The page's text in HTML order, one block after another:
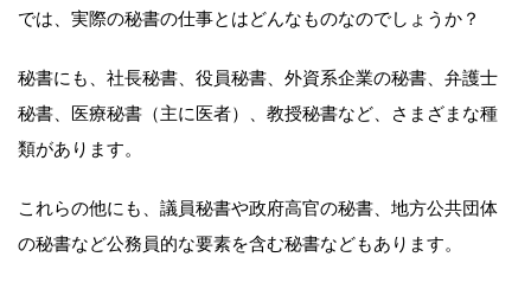
では、実際の秘書の仕事とはどんなものなのでしょうか？
秘書にも、社長秘書、役員秘書、外資系企業の秘書、弁護士
秘書、医療秘書（主に医者）、教授秘書など、さまざまな種
類があります。
これらの他にも、議員秘書や政府高官の秘書、地方公共団体
の秘書など公務員的な要素を含む秘書などもあります。